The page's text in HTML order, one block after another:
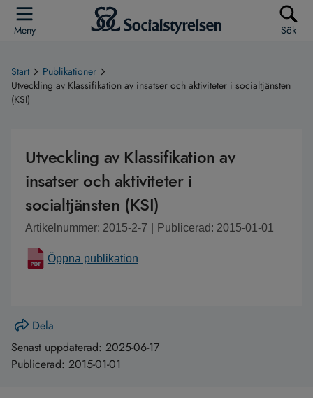
Meny Sök
Start
Publikationer
Utveckling av Klassifikation av insatser och aktiviteter i socialtjänsten
(KSI)
Utveckling av Klassifikation av
insatser och aktiviteter i
socialtjänsten (KSI)
Artikelnummer: 2015-2-7 Publicerad: 2015-01-01
Öppna publikation
Dela
Senast uppdaterad: 2025-06-17
Publicerad: 2015-01-01